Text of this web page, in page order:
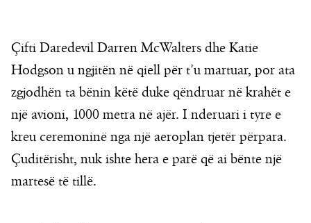
Çifti Daredevil Darren McWalters dhe Katie
Hodgson u ngjitën në qiell për t’u martuar, por ata
zgjodhën ta bënin këtë duke qëndruar në krahët e
një avioni, 1000 metra në ajër. I nderuari i tyre e
kreu ceremoninë nga një aeroplan tjetër përpara.
Çuditërisht, nuk ishte hera e parë që ai bënte një
martesë të tillë.